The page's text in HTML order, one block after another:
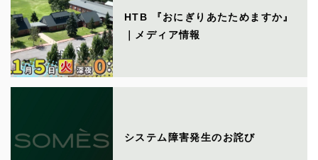
HTB 『おにぎりあたためますか』
｜メディア情報
システム障害発生のお詫び